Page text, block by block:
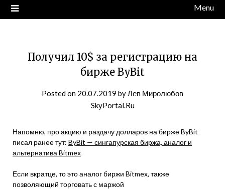
Menu
Получил 10$ за регистрацию на
бирже ByBit
Posted on 20.07.2019 byЛев Миролюбов
SkyPortal.Ru
Напомню, про акцию и раздачу долларов на бирже ByBit
писал ранее тут: ByBit — сингапурская биржа, аналог и
альтернатива Bitmex
Если вкратце, то это аналог биржи Bitmex, также
позволяющий торговать с маржой